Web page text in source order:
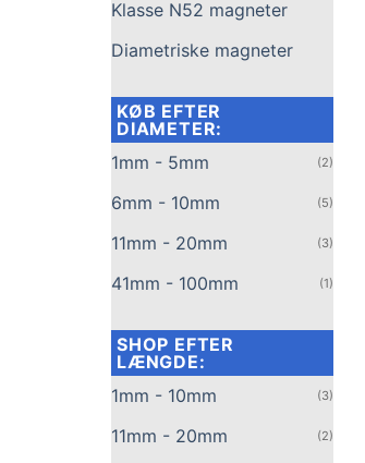
Klasse N52 magneter
Diametriske magneter
KØB EFTER
DIAMETER:
1mm - 5mm
(2)
6mm - 10mm (5)
11mm - 20mm (3)
41mm - 100mm (1)
SHOP EFTER
LÆNGDE:
1mm - 10mm
(3)
11mm - 20mm (2)